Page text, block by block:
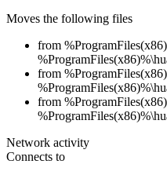
Moves the following files
from
from
from
Network activity
Connects to